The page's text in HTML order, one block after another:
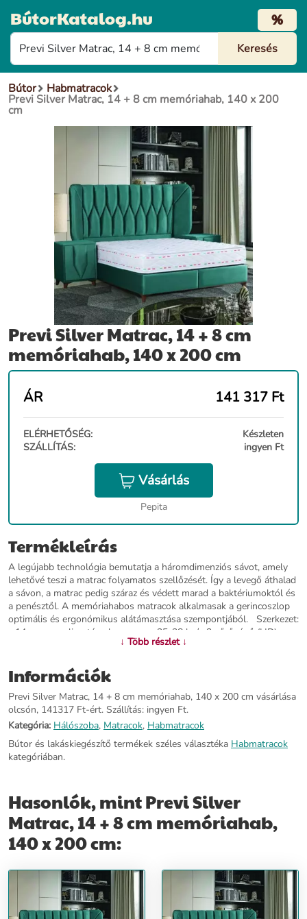
BútorKatalog.hu %
Bútor Habmatracok
Previ Silver Matrac, 14 + 8 cm memóriahab, 140 x 200
cm
Previ Silver Matrac, 14 + 8 cm
memóriahab, 140 x 200 cm
ÁR 141 317 Ft
ELÉRHETŐSÉG:
Készleten
SZÁLLÍTÁS:
ingyen Ft
Vásárlás
Pepita
Termékleírás
A legújabb technológia bemutatja a háromdimenziós sávot, amely
lehetővé teszi a matrac folyamatos szellőzését. Így a levegő áthalad
a sávon, a matrac pedig száraz és védett marad a baktériumoktól és
a penésztől. A memóriahabos matracok alkalmasak a gerincoszlop
optimális és ergonómikus alátámasztása szempontjából. Szerkezet:
- 14 cm-es poliuretán alap, magas 35-38 kg/m3 sűrűségű (HD) -
TNT- réteg, 30 gr a matrac minden részén - 8 cm-es 100 %
hűszabályozó réteg (300 gr/m2)
További információ>>
↓ Több részlet ↓
Információk
Previ Silver Matrac, 14 + 8 cm memóriahab, 140 x 200 cm vásárlása
olcsón, 141317 Ft-ért. Szállítás: ingyen Ft.
Kategória: Hálószoba, Matracok, Habmatracok
Bútor és lakáskiegészítő termékek széles választéka Habmatracok
kategóriában.
Hasonlók, mint Previ Silver
Matrac, 14 + 8 cm memóriahab,
140 x 200 cm: